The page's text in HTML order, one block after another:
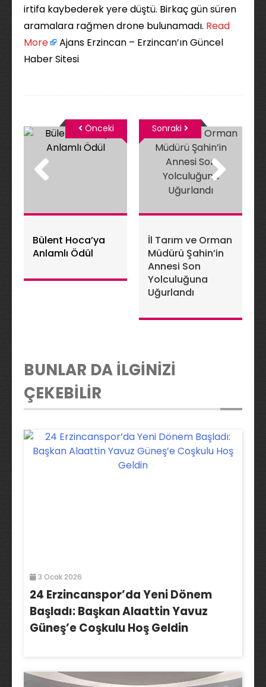
irtifa kaybederek yere düştü. Birkaç gün süren
aramalara rağmen drone bulunamadı. ​ Read
More
Ajans Erzincan – Erzincan’ın Güncel
Haber Sitesi
Bülent Hoca’ya
Anlamlı Ödül
Önceki
İl Tarım ve Orman
Müdürü Şahin’in
Annesi Son
Yolculuğuna
Uğurlandı
Sonraki
BUNLAR DA İLGİNİZİ
ÇEKEBİLİR
3 Ocak 2026
24 Erzincanspor’da Yeni Dönem
Başladı: Başkan Alaattin Yavuz
Güneş’e Coşkulu Hoş Geldin